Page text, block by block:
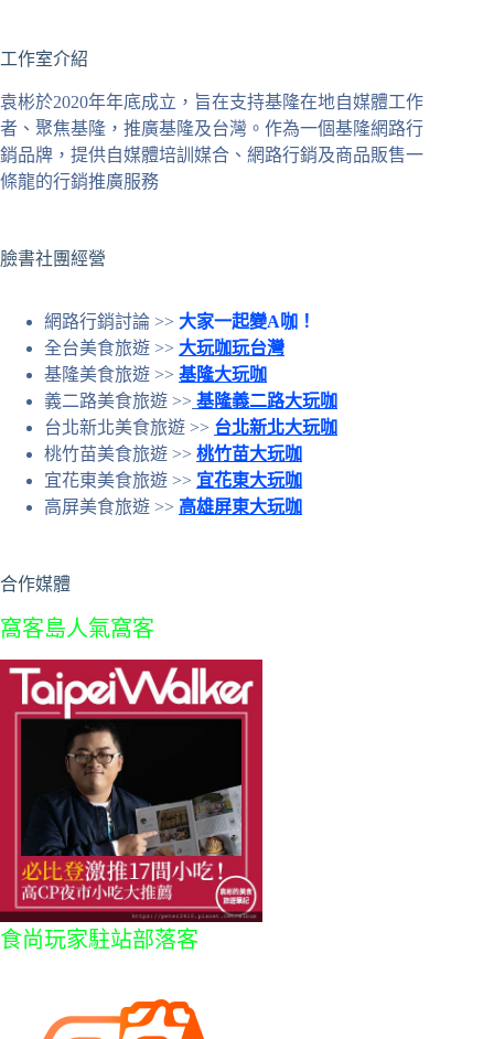
到
合
條
件
的
果
工作室介紹
袁彬於2020年年底成立，旨在支持基隆在地自媒體工作
者、聚焦基隆，推廣基隆及台灣。作為一個基隆網路行
銷品牌，提供自媒體培訓媒合、網路行銷及商品販售一
條龍的行銷推廣服務
臉書社團經營
網路行銷討論 >> 大家一起變A咖！
全台美食旅遊 >> 大玩咖玩台灣
基隆美食旅遊 >> 基隆大玩咖
義二路美食旅遊 >> 基隆義二路大玩咖
台北新北美食旅遊 >> 台北新北大玩咖
桃竹苗美食旅遊 >> 桃竹苗大玩咖
宜花東美食旅遊 >> 宜花東大玩咖
高屏美食旅遊 >> 高雄屏東大玩咖
合作媒體
窩客島人氣窩客
食尚玩家駐站部落客